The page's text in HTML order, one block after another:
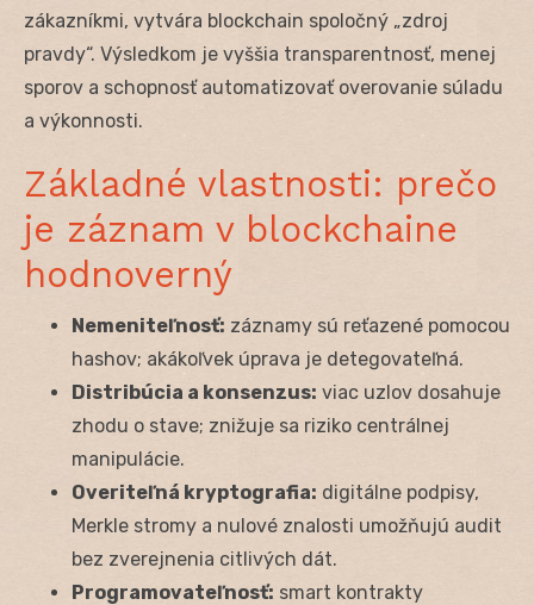
zákazníkmi, vytvára blockchain spoločný „zdroj
pravdy“. Výsledkom je vyššia transparentnosť, menej
sporov a schopnosť automatizovať overovanie súladu
a výkonnosti.
Základné vlastnosti: prečo
je záznam v blockchaine
hodnoverný
Nemeniteľnosť: záznamy sú reťazené pomocou
hashov; akákoľvek úprava je detegovateľná.
Distribúcia a konsenzus: viac uzlov dosahuje
zhodu o stave; znižuje sa riziko centrálnej
manipulácie.
Overiteľná kryptografia: digitálne podpisy,
Merkle stromy a nulové znalosti umožňujú audit
bez zverejnenia citlivých dát.
Programovateľnosť: smart kontrakty